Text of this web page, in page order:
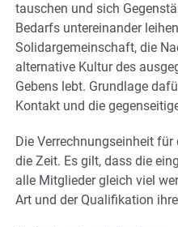
tauschen und sich
Bedarfs untereinander
Solidargemeinschaft, die
alternative Kultur des
Gebens lebt. Grundlage
Kontakt und die
Die Verrechnungseinheit
die Zeit. Es gilt, dass die
alle Mitglieder gleich viel
Art und der Qualifikation